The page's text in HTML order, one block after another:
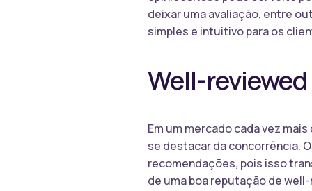
deixar uma avaliação, entre
simples e intuitivo para os
Well-
Em um mercado cada vez
se destacar da concorrência.
recomendações, pois isso
de uma boa reputação de